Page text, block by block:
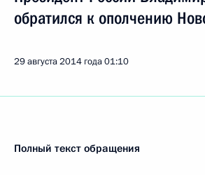
обратился к ополчению
29 августа 2014 года01:10
Полный текст обращения